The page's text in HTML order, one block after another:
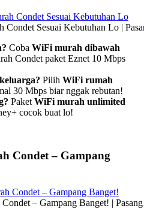
Condet Sesuai Kebutuhan Lo |
Coba WiFi murah dibawah
Condet paket Eznet 10 Mbps
Pilih WiFi rumah
30 Mbps biar nggak rebutan!
Paket WiFi murah unlimited
cocok buat lo!
Condet – Gampang
– Gampang Banget! |